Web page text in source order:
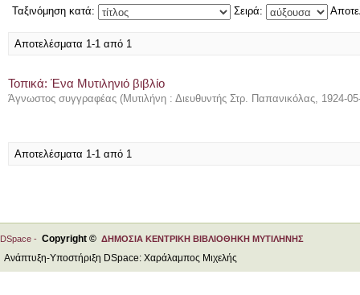
Ταξινόμηση κατά: Σειρά:
Αποτελέσματα 1-1 από 1
Τοπικά: Ένα Μυτιληνιό βιβλίο
Άγνωστος συγγραφέας (Μυτιλήνη : Διευθυντής Στρ. Παπανικόλας, 1924-
Αποτελέσματα 1-1 από 1
DSpace - Copyright © ΔΗΜΟΣΙΑ ΚΕΝΤΡΙΚΗ ΒΙΒΛΙΟΘΗΚΗ ΜΥΤΙΛΗΝΗΣ
Ανάπτυξη-Υποστήριξη DSpace: Χαράλαμπος Μιχελής